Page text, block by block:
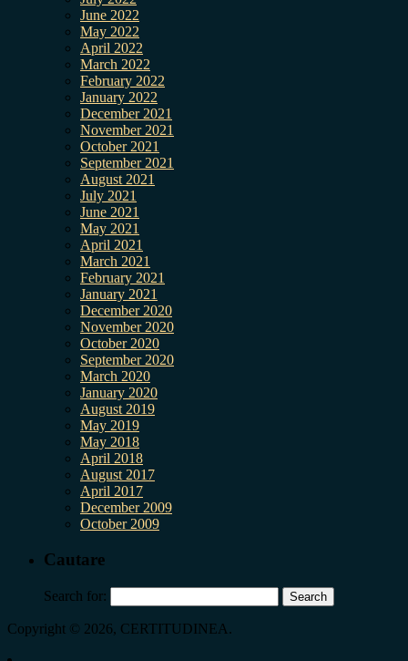
June 2022
May 2022
April 2022
March 2022
February 2022
January 2022
December 2021
November 2021
October 2021
September 2021
August 2021
July 2021
June 2021
May 2021
April 2021
March 2021
February 2021
January 2021
December 2020
November 2020
October 2020
September 2020
March 2020
January 2020
August 2019
May 2019
May 2018
April 2018
August 2017
April 2017
December 2009
October 2009
Cautare
Search for:
Copyright © 2026, CERTITUDINEA.